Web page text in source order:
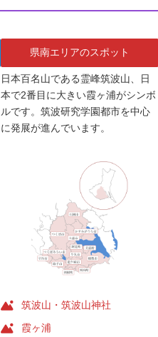
県南エリアのスポット
日本百名山である霊峰筑波山、日
本で2番目に大きい霞ヶ浦がシンボ
ルです。筑波研究学園都市を中心
に発展が進んでいます。
筑波山・筑波山神社
霞ヶ浦